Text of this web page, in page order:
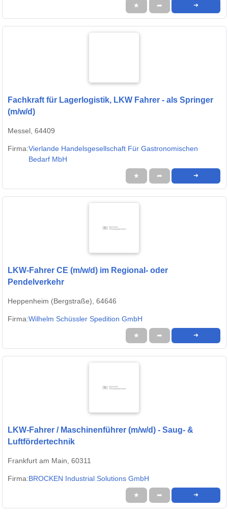
★ ➦ ➜
Fachkraft für Lagerlogistik, LKW Fahrer - als Springer
(m/w/d)
Messel, 64409
Firma:Vierlande Handelsgesellschaft Für Gastronomischen
Bedarf MbH
★ ➦ ➜
LKW-Fahrer CE (m/w/d) im Regional- oder
Pendelverkehr
Heppenheim (Bergstraße), 64646
Firma:Wilhelm Schüssler Spedition GmbH
★ ➦ ➜
LKW-Fahrer / Maschinenführer (m/w/d) - Saug- &
Luftfördertechnik
Frankfurt am Main, 60311
Firma:BROCKEN Industrial Solutions GmbH
★ ➦ ➜